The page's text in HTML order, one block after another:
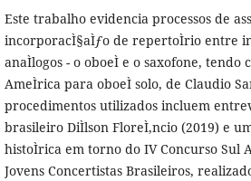
Este trabalho evidencia processos de
incorporacÌ§aÌƒo de repertoÌrio entre
anaÌlogos - o oboeÌ e o saxofone, tendo
AmeÌrica para oboeÌ solo, de Claudio
procedimentos utilizados incluem
brasileiro DiÌlson FloreÌ‚ncio (2019) e
histoÌrica em torno do IV Concurso Sul
Jovens Concertistas Brasileiros,